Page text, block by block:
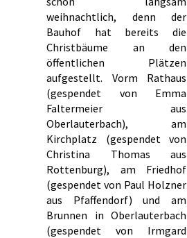
weihnachtlich, denn der
Bauhof hat bereits die
Christbäume an den
öffentlichen Plätzen
aufgestellt. Vorm Rathaus
(gespendet von Emma
Faltermeier aus
Oberlauterbach), am
Kirchplatz (gespendet von
Christina Thomas aus
Rottenburg), am Friedhof
(gespendet von Paul Holzner
aus Pfaffendorf) und am
Brunnen in Oberlauterbach
(gespendet von Irmgard